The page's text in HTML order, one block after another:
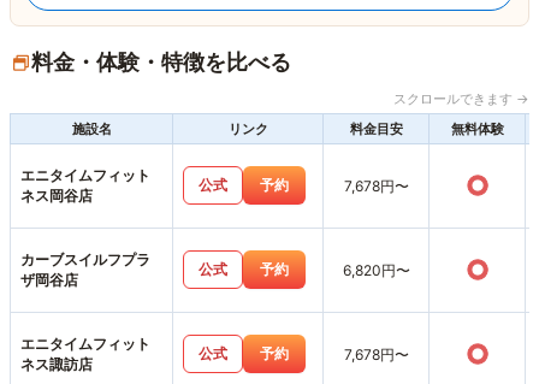
料金・体験・特徴を比べる
スクロールできます →
施設名
リンク 料金目安 無料体験
エニタイムフィット
ネス岡谷店
公式 予約 7,678円〜 ○
カーブスイルフプラ
ザ岡谷店
公式 予約 6,820円〜 ○
エニタイムフィット
ネス諏訪店
公式 予約 7,678円〜 ○